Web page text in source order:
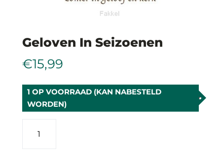
Geloven In Seizoenen
€15,99
1 OP VOORRAAD (KAN NABESTELD
WORDEN)